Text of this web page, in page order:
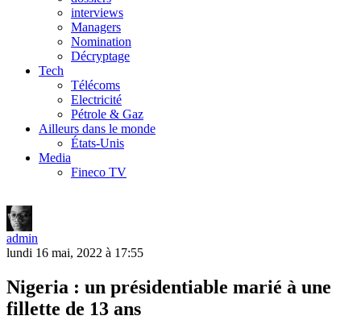
interviews
Managers
Nomination
Décryptage
Tech
Télécoms
Electricité
Pétrole & Gaz
Ailleurs dans le monde
États-Unis
Media
Fineco TV
admin
lundi 16 mai, 2022 à 17:55
Nigeria : un présidentiable marié à une
fillette de 13 ans